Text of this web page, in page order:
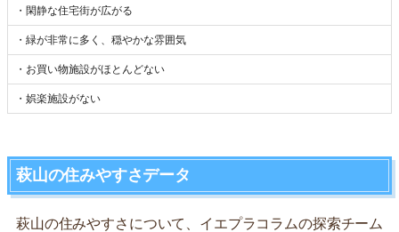
・閑静な住宅街が広がる
・緑が非常に多く、穏やかな雰囲気
・お買い物施設がほとんどない
・娯楽施設がない
萩山の住みやすさデータ
萩山の住みやすさについて、イエプラコラムの探索チーム